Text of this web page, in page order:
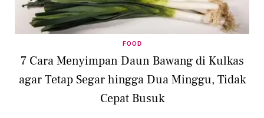
FOOD
7 Cara Menyimpan Daun Bawang di Kulkas
agar Tetap Segar hingga Dua Minggu, Tidak
Cepat Busuk